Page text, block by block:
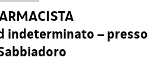
indeterminato – presso